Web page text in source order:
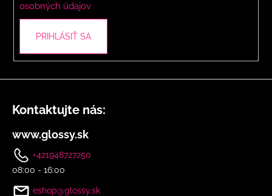
osobných údajov
PRIHLÁSIŤ SA
Kontaktujte nás:
www.glossy.sk
+421948727250
08:00 - 16:00
eshop@glossy.sk